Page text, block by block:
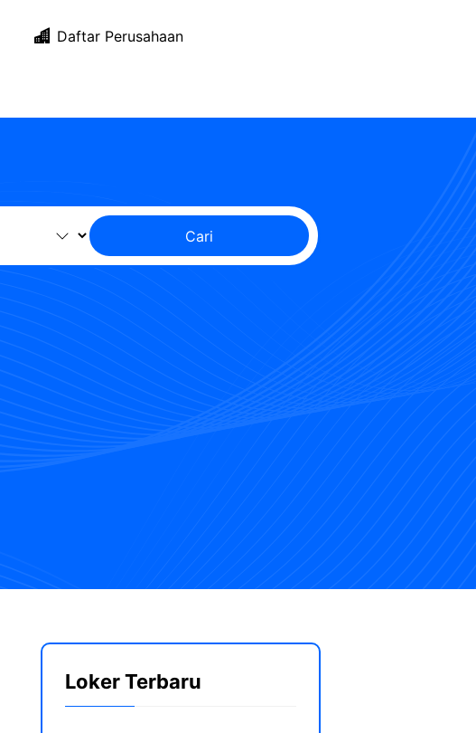
Daftar Perusahaan
Cari
Loker Terbaru